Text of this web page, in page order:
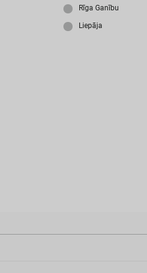
Aiz
Rīga Ganību
Liepāja